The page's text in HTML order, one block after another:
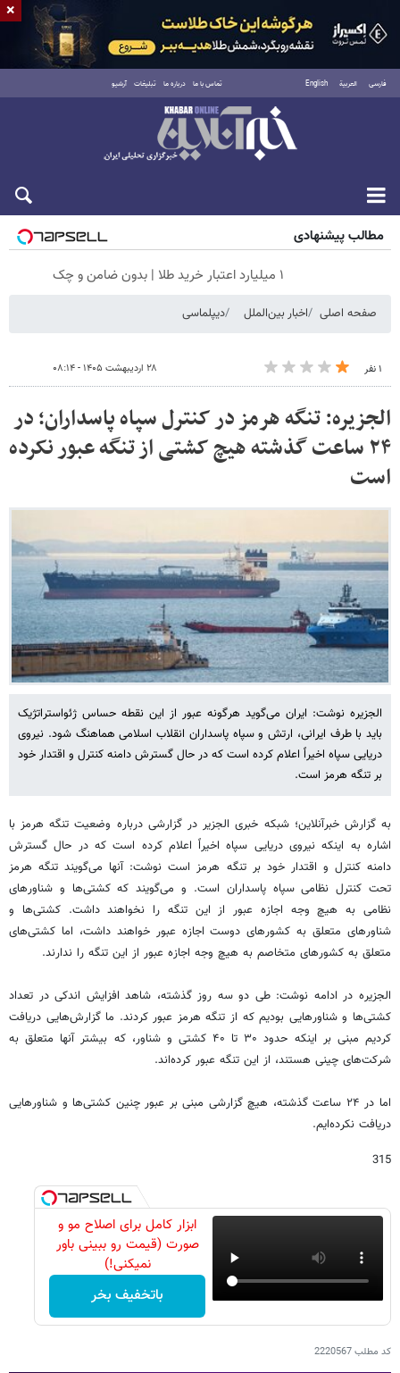
فارسی العربية English تماس با ما درباره ما تبلیغات آرشیو
شنبه ۱۷ مرداد ۱۴۰۵
مطالب پیشنهادی
۱ میلیارد اعتبار خرید طلا | بدون ضامن و چک
صفحه اصلی اخبار بین‌الملل دیپلماسی
۱ نفر ۲۸ اردیبهشت ۱۴۰۵ - ۰۸:۱۴
الجزیره: تنگه هرمز در کنترل سپاه پاسداران؛ در
۲۴ ساعت گذشته هیچ کشتی از تنگه عبور نکرده
است
الجزیره نوشت: ایران می‌گوید هرگونه عبور از این نقطه حساس ژئواستراتژیک
باید با طرف ایرانی، ارتش و سپاه پاسداران انقلاب اسلامی هماهنگ شود. نیروی
دریایی سپاه اخیراً اعلام کرده است که در حال گسترش دامنه کنترل و اقتدار خود
بر تنگه هرمز است.
به گزارش خبرآنلاین؛ شبکه خبری الجزیر در گزارشی درباره وضعیت تنگه هرمز با
اشاره به اینکه نیروی دریایی سپاه اخیراً اعلام کرده است که در حال گسترش
دامنه کنترل و اقتدار خود بر تنگه هرمز است نوشت: آنها می‌گویند تنگه هرمز
تحت کنترل نظامی سپاه پاسداران است. و می‌گویند که کشتی‌ها و شناورهای
نظامی به هیچ وجه اجازه عبور از این تنگه را نخواهند داشت. کشتی‌ها و
شناورهای متعلق به کشورهای دوست اجازه عبور خواهند داشت، اما کشتی‌های
متعلق به کشورهای متخاصم به هیچ وجه اجازه عبور از این تنگه را ندارند.
الجزیره در ادامه نوشت: طی دو سه روز گذشته، شاهد افزایش اندکی در تعداد
کشتی‌ها و شناورهایی بودیم که از تنگه هرمز عبور کردند. ما گزارش‌هایی دریافت
کردیم مبنی بر اینکه حدود ۳۰ تا ۴۰ کشتی و شناور، که بیشتر آنها متعلق به
شرکت‌های چینی هستند، از این تنگه عبور کرده‌اند.
اما در ۲۴ ساعت گذشته، هیچ گزارشی مبنی بر عبور چنین کشتی‌ها و شناورهایی
دریافت نکرده‌ایم.
315
ابزار کامل برای اصلاح مو و
صورت (قیمت رو ببینی باور
نمیکنی!)
باتخفیف بخر
کد مطلب2220567
×